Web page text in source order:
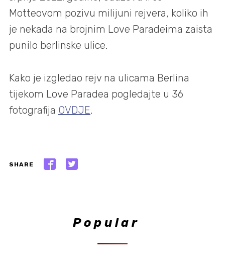
Motteovom pozivu milijuni rejvera, koliko ih
je nekada na brojnim Love Paradeima zaista
punilo berlinske ulice.
Kako je izgledao rejv na ulicama Berlina
tijekom Love Paradea pogledajte u 36
fotografija OVDJE.
SHARE
Popular